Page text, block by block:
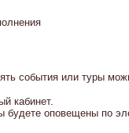
события или туры
кабинет.
оповещены по